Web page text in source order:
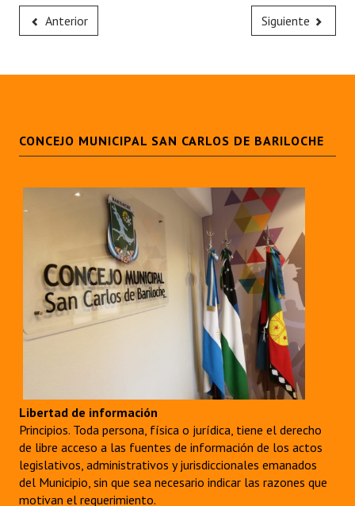
Anterior Siguiente
CONCEJO MUNICIPAL SAN CARLOS DE BARILOCHE
Libertad de información
Principios. Toda persona, física o jurídica, tiene el derecho
de libre acceso a las fuentes de información de los actos
legislativos, administrativos y jurisdiccionales emanados
del Municipio, sin que sea necesario indicar las razones que
motivan el requerimiento.